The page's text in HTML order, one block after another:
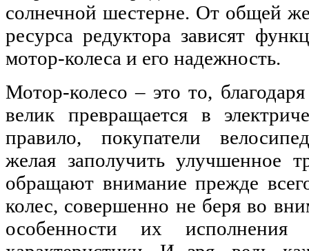
солнечной шестерне. От общей
ресурса редуктора зависят
мотор-колеса и его надежность.
Мотор-колесо – это то,
велик превращается в
правило, покупатели
желая заполучить улучшенное
обращают внимание прежде
колес, совершенно не беря во
особенности их исполнения